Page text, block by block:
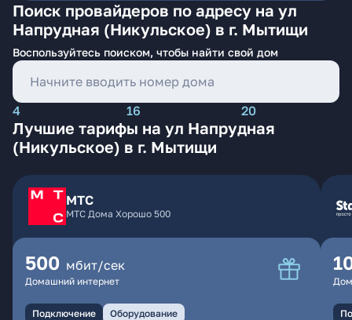
Поиск провайдеров по адресу на ул
Напрудная (Никульское) в г. Мытищи
Воспользуйтесь поиском, чтобы найти свой дом
4 16 20
Лучшие тарифы на ул Напрудная
(Никульское) в г. Мытищи
МТС
МТС Дома Хорошо 500
500 мбит/сек
Домашний интернет
Подключение Оборудование